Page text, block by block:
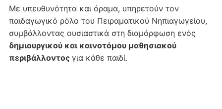
Με υπευθυνότητα και όραμα, υπηρετούν τον
παιδαγωγικό ρόλο του Πειραματικού Νηπιαγωγείου,
συμβάλλοντας ουσιαστικά στη διαμόρφωση ενός
δημιουργικού και καινοτόμου μαθησιακού
περιβάλλοντος για κάθε παιδί.